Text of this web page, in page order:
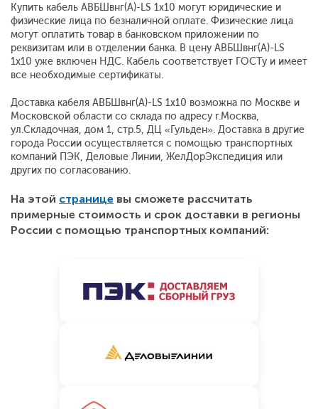
Купить кабель АВБШвнг(A)-LS 1x10 могут юридические и
физические лица по безналичной оплате. Физические лица
могут оплатить товар в банковском приложении по
реквизитам или в отделении банка. В цену АВБШвнг(A)-LS
1x10 уже включен НДС. Кабель соответствует ГОСТу и имеет
все необходимые сертификаты.
Доставка кабеля АВБШвнг(A)-LS 1x10 возможна по Москве и
Московской области со склада по адресу г.Москва,
ул.Складочная, дом 1, стр.5, ДЦ «Гульден». Доставка в другие
города России осуществляется с помощью транспортных
компаний ПЭК, Деловые Линии, ЖелДорЭкспедиция или
других по согласованию.
На этой странице вы сможете рассчитать
примерные стоимость и срок доставки в регионы
России с помощью транспортных компаний: